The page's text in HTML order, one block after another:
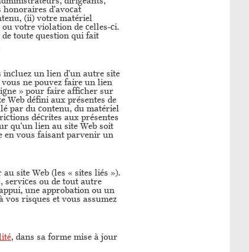
honoraires d’avocat
(ii) votre matériel
votre violation de celles-ci.
toute question qui fait
incluez un lien d’un autre site
ne pouvez faire un lien
» pour faire afficher sur
Web défini aux présentes de
par du contenu, du matériel
décrites aux présentes
qu’un lien au site Web soit
en vous faisant parvenir un
site Web (les « sites liés »).
services ou de tout autre
une approbation ou un
vos risques et vous assumez
, dans sa forme mise à jour